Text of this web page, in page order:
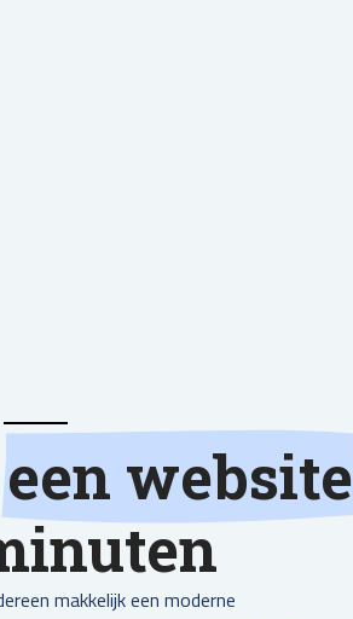
een website
makkelijk een moderne